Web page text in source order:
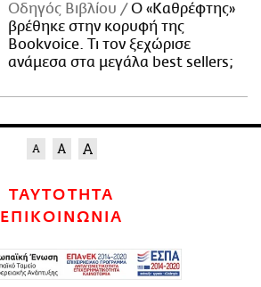
Οδηγός Βιβλίου
Ο «Καθρέφτης»
βρέθηκε στην κορυφή της
Bookvoice. Τι τον ξεχώρισε
ανάμεσα στα μεγάλα best sellers;
ΤΑΥΤΟΤΗΤΑ
ΕΠΙΚΟΙΝΩΝΙΑ